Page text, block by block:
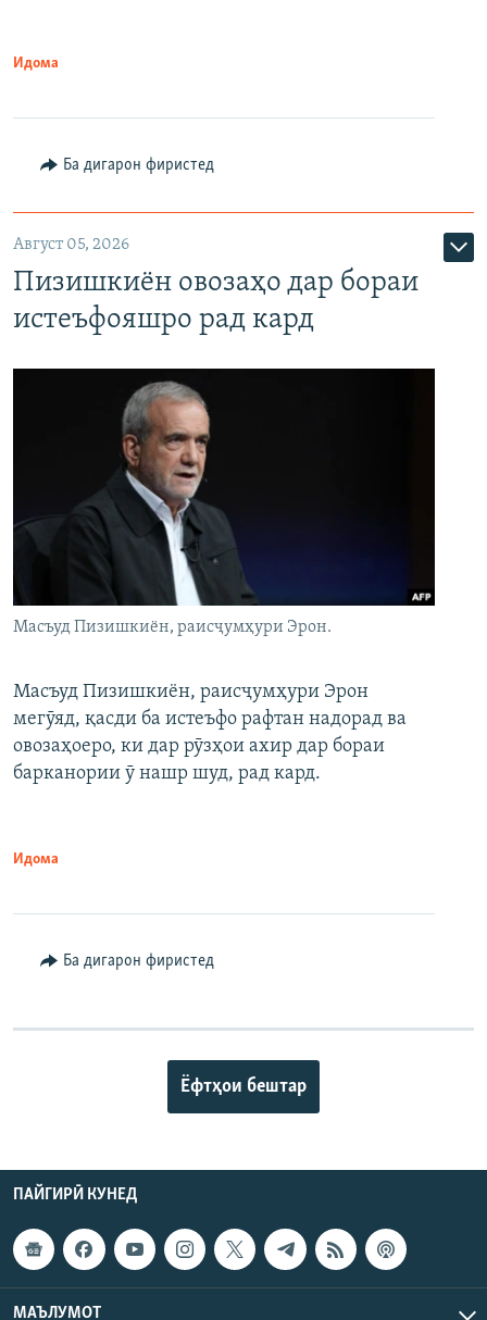
Идома
Ба дигарон фиристед
Август 05, 2026
Пизишкиён овозаҳо дар бораи
истеъфояшро рад кард
Масъуд Пизишкиён, раисҷумҳури Эрон.
Масъуд Пизишкиён, раисҷумҳури Эрон
мегӯяд, қасди ба истеъфо рафтан надорад ва
овозаҳоеро, ки дар рӯзҳои ахир дар бораи
барканории ӯ нашр шуд, рад кард.
Идома
Ба дигарон фиристед
Ёфтҳои бештар
ПАЙГИРӢ КУНЕД
МАЪЛУМОТ